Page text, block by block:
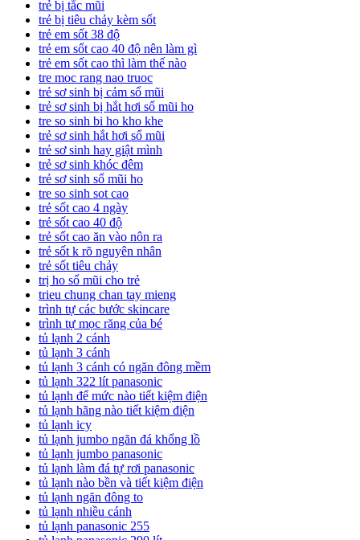
trẻ bị tắc mũi
trẻ bị tiêu chảy kèm sốt
trẻ em sốt 38 độ
trẻ em sốt cao 40 độ nên làm gì
trẻ em sốt cao thì làm thế nào
tre moc rang nao truoc
trẻ sơ sinh bị cảm sổ mũi
trẻ sơ sinh bị hắt hơi sổ mũi ho
tre so sinh bi ho kho khe
trẻ sơ sinh hắt hơi sổ mũi
trẻ sơ sinh hay giật mình
trẻ sơ sinh khóc đêm
trẻ sơ sinh sổ mũi ho
tre so sinh sot cao
trẻ sốt cao 4 ngày
trẻ sốt cao 40 độ
trẻ sốt cao ăn vào nôn ra
trẻ sốt k rõ nguyên nhân
trẻ sốt tiêu chảy
trị ho sổ mũi cho trẻ
trieu chung chan tay mieng
trình tự các bước skincare
trình tự mọc răng của bé
tủ lạnh 2 cánh
tủ lạnh 3 cánh
tủ lạnh 3 cánh có ngăn đông mềm
tủ lạnh 322 lít panasonic
tủ lạnh để mức nào tiết kiệm điện
tủ lạnh hãng nào tiết kiệm điện
tủ lạnh icy
tủ lạnh jumbo ngăn đá khổng lồ
tủ lạnh jumbo panasonic
tủ lạnh làm đá tự rơi panasonic
tủ lạnh nào bền và tiết kiệm điện
tủ lạnh ngăn đông to
tủ lạnh nhiều cánh
tủ lạnh panasonic 255